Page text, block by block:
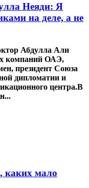
Неяди: Я
на деле, а не
Абдулла Али
компаний ОАЭ,
президент Союза
дипломатии и
центра.В
каких мало